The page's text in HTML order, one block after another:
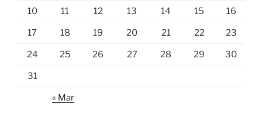
10 11 12 13 14 15 16
17 18 19 20 21 22 23
24 25 26 27 28 29 30
31
« Mar